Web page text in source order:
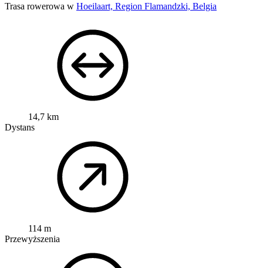
Trasa rowerowa w Hoeilaart, Region Flamandzki, Belgia
14,7 km
Dystans
114 m
Przewyższenia